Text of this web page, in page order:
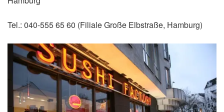
Tel.: 040-555 65 60 (Filiale Große Elbstraße, Hamburg)